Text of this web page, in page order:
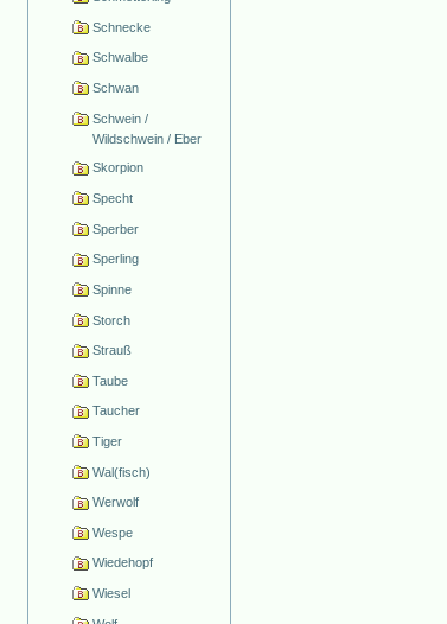
Schnecke
Schwalbe
Schwan
Schwein /
Wildschwein / Eber
Skorpion
Specht
Sperber
Sperling
Spinne
Storch
Strauß
Taube
Taucher
Tiger
Wal(fisch)
Werwolf
Wespe
Wiedehopf
Wiesel